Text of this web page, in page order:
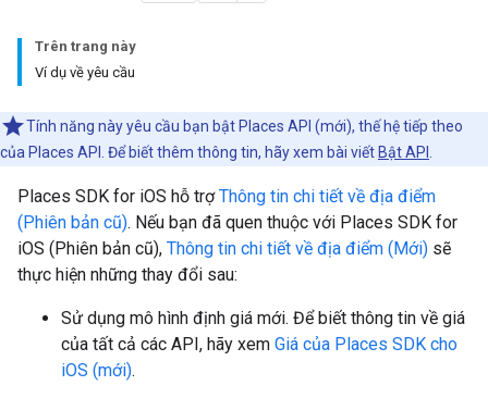
Trên trang này
Ví dụ về yêu cầu
Tính năng này yêu cầu bạn bật Places API (mới), thế hệ tiếp theo
của Places API. Để biết thêm thông tin, hãy xem bài viết Bật API
Places SDK for iOS hỗ trợThông tin chi tiết về địa điểm
(Phiên bản cũ). Nếu bạn đã quen thuộc với Places SDK for
iOS (Phiên bản cũ), Thông tin chi tiết về địa điểm (Mới) sẽ
thực hiện những thay đổi sau:
Sử dụng mô hình định giá mới. Để biết thông tin về giá
của tất cả các API, hãy xem Giá của Places SDK cho
iOS (mới).